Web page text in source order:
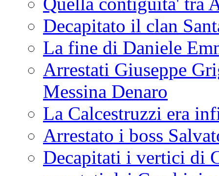
Decapitato il clan
La fine di Daniele
Arrestati Giuseppe
Messina Denaro
La Calcestruzzi era
Arrestato i boss
Decapitati i vertici di